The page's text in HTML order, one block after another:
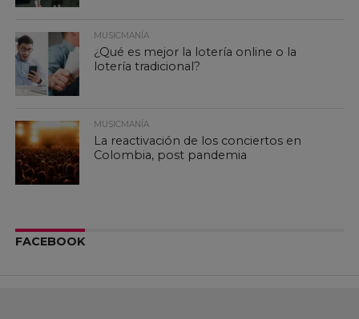
MUSICMANÍA
¿Qué es mejor la lotería online o la
lotería tradicional?
MUSICMANÍA
La reactivación de los conciertos en
Colombia, post pandemia
FACEBOOK